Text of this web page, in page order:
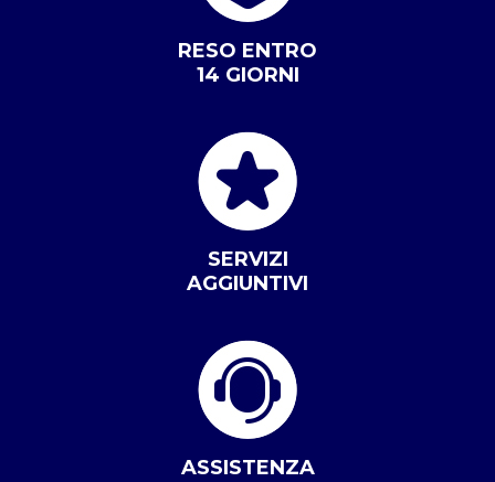
RESO ENTRO
14 GIORNI
SERVIZI
AGGIUNTIVI
ASSISTENZA